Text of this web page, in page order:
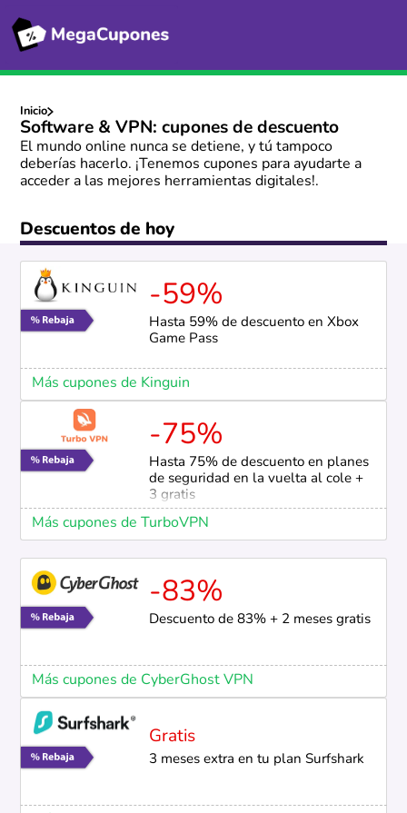
Inicio
Software & VPN: cupones de descuento
El mundo online nunca se detiene, y tú tampoco
deberías hacerlo. ¡Tenemos cupones para ayudarte a
acceder a las mejores herramientas digitales!.
Descuentos de hoy
-59%
Hasta 59% de descuento en Xbox
Game Pass
Más cupones de Kinguin
-75%
Hasta 75% de descuento en planes
de seguridad en la vuelta al cole +
3 gratis
Más cupones de TurboVPN
-83%
Descuento de 83% + 2 meses gratis
Más cupones de CyberGhost VPN
Gratis
3 meses extra en tu plan Surfshark